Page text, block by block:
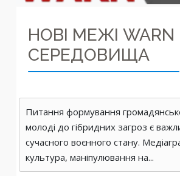
НОВІ МЕЖІ WARN
СЕРЕДОВИЩА
Питання формування
молоді до гібридних загроз є
сучасного воєнного стану.
культура, маніпулювання на...